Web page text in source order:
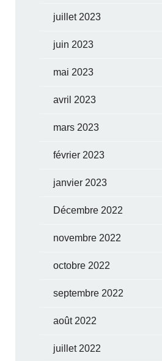
juillet 2023
juin 2023
mai 2023
avril 2023
mars 2023
février 2023
janvier 2023
Décembre 2022
novembre 2022
octobre 2022
septembre 2022
août 2022
juillet 2022